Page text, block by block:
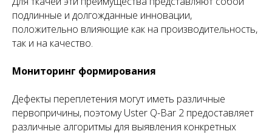
подлинные и долгожданные инновации,
положительно влияющие как на производительность,
так и на качество.
Мониторинг формирования
Дефекты переплетения могут иметь различные
первопричины, поэтому Uster Q-Bar 2 предоставляет
различные алгоритмы для выявления конкретных